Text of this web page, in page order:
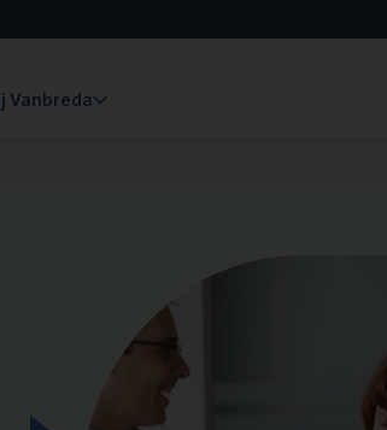
Vanbreda